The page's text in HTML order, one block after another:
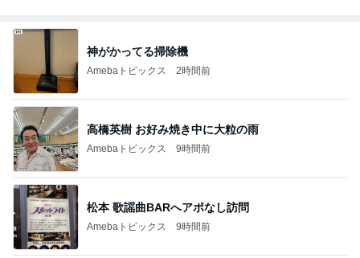
高橋英樹 お好み焼き中に大粒の雨
Amebaトピックス 9時間前
松本 歌謡曲BARへアポなし訪問
Amebaトピックス 9時間前